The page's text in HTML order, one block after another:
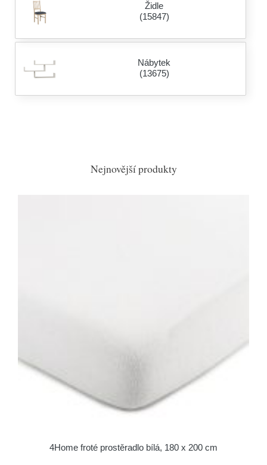
Židle
(15847)
Nábytek
(13675)
Nejnovější produkty
4Home froté prostěradlo bílá, 180 x 200 cm